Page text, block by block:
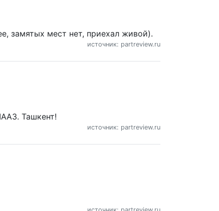
замятых мест нет, приехал живой).
источник: partreview.ru
Ташкент!
источник: partreview.ru